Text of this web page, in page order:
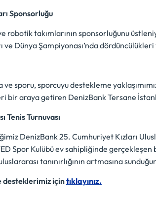
Sponsorluğu
robotik takımlarının sponsorluğunu
ve Dünya Şampiyonası’nda
sporu, sporcuyu destekleme
araya getiren DenizBank Tersane
Tenis Turnuvası
DenizBank 25. Cumhuriyet Kızları
Spor Kulübü ev sahipliğinde
tanınırlığının artmasına
desteklerimiz içintıklayınız.